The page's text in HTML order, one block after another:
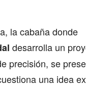
la cabaña donde
desarrolla un
precisión, se
una idea